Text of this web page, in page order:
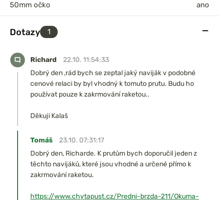
50mm očko ano
Dotazy 1
Richard
22.10. 11:54:33
Dobrý den ,rád bych se zeptal jaký naviják v podobné
cenové relaci by byl vhodný k tomuto prutu. Budu ho
používat pouze k zakrmování raketou..
Děkuji Kalaš
Tomáš
23.10. 07:31:17
Dobrý den, Richarde. K prutům bych doporučil jeden z
těchto navijáků, které jsou vhodné a určené přímo k
zakrmování raketou.
https://www.chytapust.cz/Predni-brzda-211/Okuma-